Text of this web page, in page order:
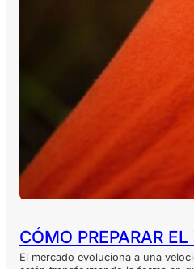
CÓMO PREPARAR
El mercado evoluciona a una